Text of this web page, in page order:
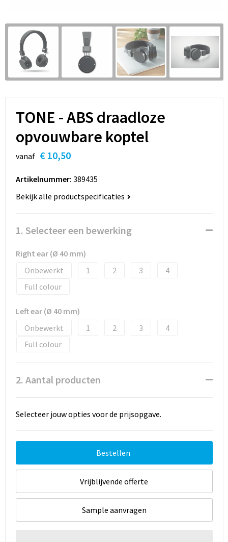
Snoepgoed
Spellen voor binnen en buiten
Sport
Veiligheid, Auto en Fiets
Vrije tijd en Strand
Waterflesjes
Selfie sticks
Powerbanks
T-Shirts
Vesten
TONE - ABS draadloze
opvouwbare koptel
vanaf € 10,50
Artikelnummer: 389435
Bekijk alle productspecificaties
1. Selecteer een bewerking
Right ear (Ø 40 mm)
Onbewerkt
1 2 3
4
Full colour
Left ear (Ø 40 mm)
Onbewerkt
1 2 3
4
Full colour
2. Aantal producten
Selecteer jouw opties voor de prijsopgave.
Bestellen
Vrijblijvende offerte
Sample aanvragen